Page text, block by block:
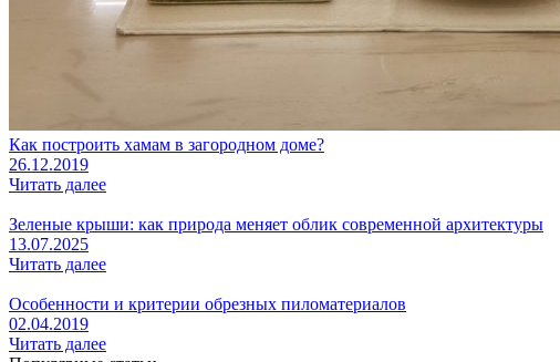
Как построить хамам в загородном доме?
26.12.2019
Читать далее
Зеленые крыши: как природа меняет облик современной архитектуры
13.07.2025
Читать далее
Особенности и критерии обрезных пиломатериалов
02.04.2019
Читать далее